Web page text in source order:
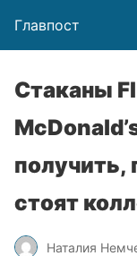
Главпост
Стаканы
получить,
стоят
Наталия